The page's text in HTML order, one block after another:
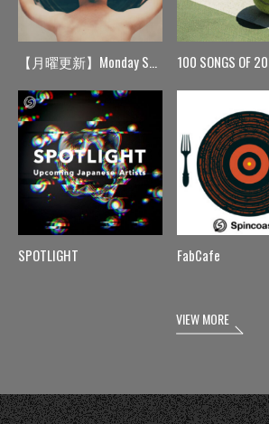
【月曜更新】Monday Spin
SPOTLIGHT
100 SONGS OF
FabCafe
VIEW MORE